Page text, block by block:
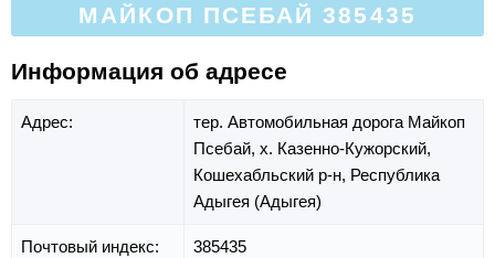
МАЙКОП ПСЕБАЙ 385435
Информация об адресе
Адрес:
тер. Автомобильная дорога Майкоп
Псебай, х. Казенно-Кужорский,
Кошехабльский р-н, Республика
Адыгея (Адыгея)
Почтовый индекс: 385435